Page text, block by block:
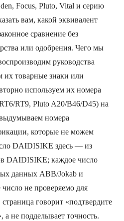
Focus, Pluto, Vital и серию
вам, какой эквивалент
сравнение без
или одобрения. Чего мы
руководства
их товарные знаки или
используем их номера
RT9, Pluto A20/B46/D45) на
номера
которые не можем
DAIDISIKE здесь — из
DAIDISIKE; каждое число
данных ABB/Jokab и
не проверяемо для
говорит «подтвердите
не подделывает точность.